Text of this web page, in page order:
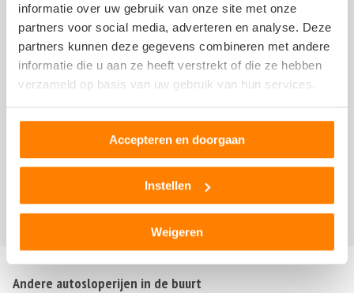
informatie over uw gebruik van onze site met onze
partners voor social media, adverteren en analyse. Deze
partners kunnen deze gegevens combineren met andere
informatie die u aan ze heeft verstrekt of die ze hebben
verzameld op basis van uw gebruik van hun services.
Accepteren en doorgaan
Instellen
Weigeren
Vermeulen
8 maart 2017
Goed bedrijf waar men correct geholpen wordt,mocht er
toch iets niet goed zin doet men er niet moeilijk over en
repareert men te alsnog.
Andere autosloperijen in de buurt